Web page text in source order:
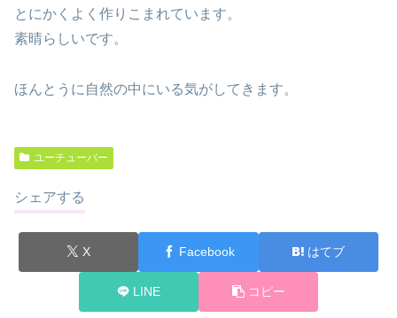
とにかくよく作りこまれています。
素晴らしいです。
ほんとうに自然の中にいる気がしてきます。
ユーチューバー
シェアする
X Facebook はてブ
LINE コピー